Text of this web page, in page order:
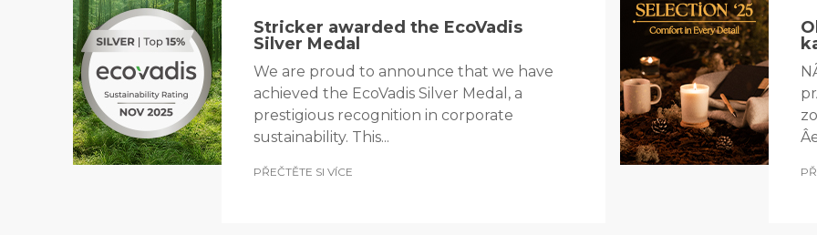
Stricker awarded the EcoVadis
Silver Medal
We are proud to announce that we have
achieved the EcoVadis Silver Medal, a
prestigious recognition in corporate
sustainability. This...
PŘEČTĚTE SI VÍCE